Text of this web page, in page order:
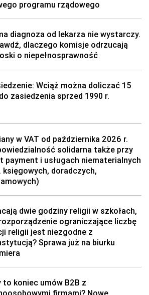
programu rządowego
diagnoza od lekarza nie wystarczy.
dlaczego komisje odrzucają
o niepełnosprawność
Wciąż można doliczać 15
zasiedzenia sprzed 1990 r.
w VAT od października 2026 r.
solidarna także przy
payment i usługach niematerialnych
księgowych, doradczych,
dwie godziny religii w szkołach,
ograniczające liczbę
religii jest niezgodne z
Sprawa już na biurku
to koniec umów B2B z
firmami? Nowe